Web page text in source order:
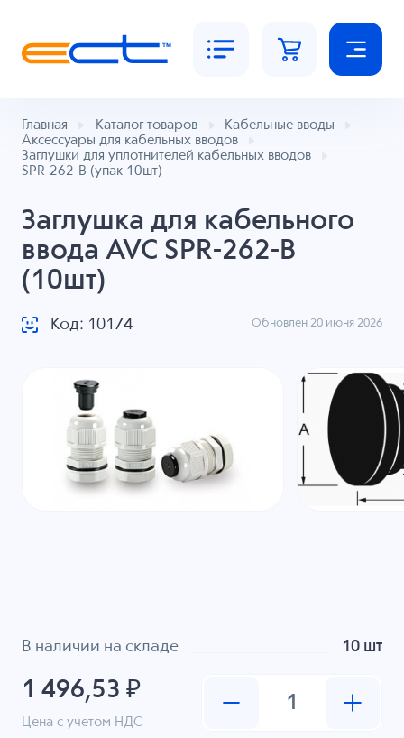
Главная Каталог товаров
Кабельные вводы
Аксессуары для кабельных вводов
Заглушки для уплотнителей кабельных вводов
SPR-262-B (упак 10шт)
Заглушка для кабельного
ввода AVC SPR-262-B
(10шт)
Код: 10174 Обновлен 20 июня 2026
В наличии на складе 10 шт
1 496,53 ₽
Цена с учетом НДС